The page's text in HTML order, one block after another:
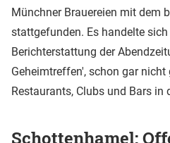
Münchner Brauereien mit dem
stattgefunden. Es handelte sich
Berichterstattung der
Geheimtreffen', schon gar nicht
Restaurants, Clubs und Bars in
Schottenhamel: